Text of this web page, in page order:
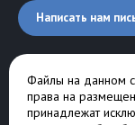
Написать нам
Файлы на данном
права на
принадлежат